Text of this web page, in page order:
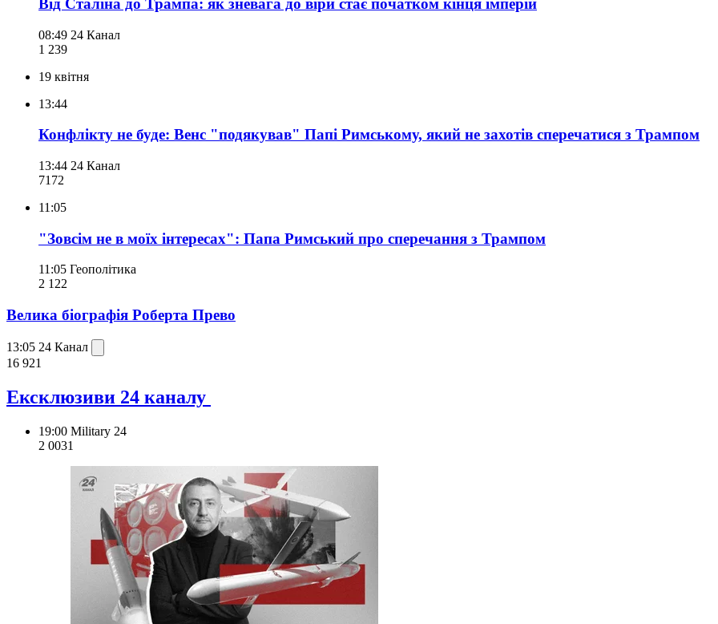
Від Сталіна до Трампа: як зневага до віри стає початком кінця імперій
08:49 24 Канал
1 239
19 квітня
13:44
Конфлікту не буде: Венс "подякував" Папі Римському, який не захотів сперечатися з Трампом
13:44 24 Канал
7172
11:05
"Зовсім не в моїх інтересах": Папа Римський про сперечання з Трампом
11:05 Геополітика
2 122
Велика біографія Роберта Прево
13:05 24 Канал
16 921
Ексклюзиви 24 каналу
19:00 Military 24
2 0031